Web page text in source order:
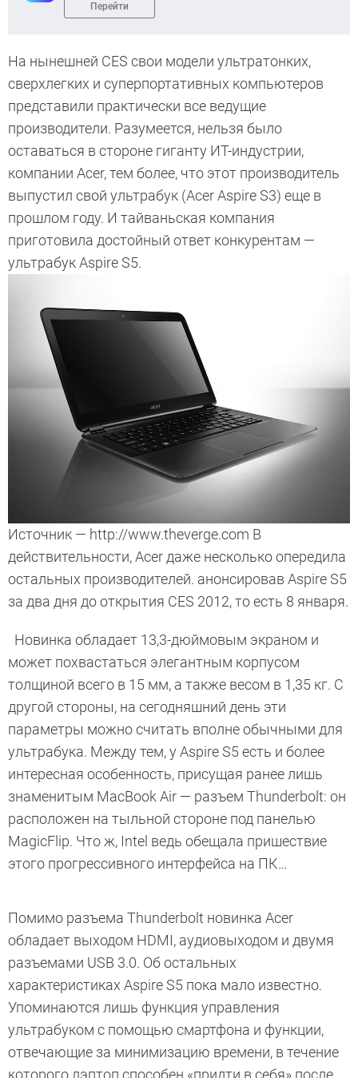
Перейти
На нынешней CES свои модели ультратонких,
сверхлегких и суперпортативных компьютеров
представили практически все ведущие
производители. Разумеется, нельзя было
оставаться в стороне гиганту ИТ-индустрии,
компании Acer, тем более, что этот производитель
выпустил свой ультрабук (Acer Aspire S3) еще в
прошлом году. И тайваньская компания
приготовила достойный ответ конкурентам —
ультрабук Aspire S5.
Источник — http://www.theverge.com В
действительности, Acer даже несколько опередила
остальных производителей. анонсировав Aspire S5
за два дня до открытия CES 2012, то есть 8 января.
Новинка обладает 13,3-дюймовым экраном и
может похвастаться элегантным корпусом
толщиной всего в 15 мм, а также весом в 1,35 кг. С
другой стороны, на сегодняшний день эти
параметры можно считать вполне обычными для
ультрабука. Между тем, у Aspire S5 есть и более
интересная особенность, присущая ранее лишь
знаменитым MacBook Air — разъем Thunderbolt: он
расположен на тыльной стороне под панелью
MagicFlip. Что ж, Intel ведь обещала пришествие
этого прогрессивного интерфейса на ПК…
Помимо разъема Thunderbolt новинка Acer
обладает выходом HDMI, аудиовыходом и двумя
разъемами USB 3.0. Об остальных
характеристиках Aspire S5 пока мало известно.
Упоминаются лишь функция управления
ультрабуком с помощью смартфона и функции,
отвечающие за минимизацию времени, в течение
которого лэптоп способен «придти в себя» после